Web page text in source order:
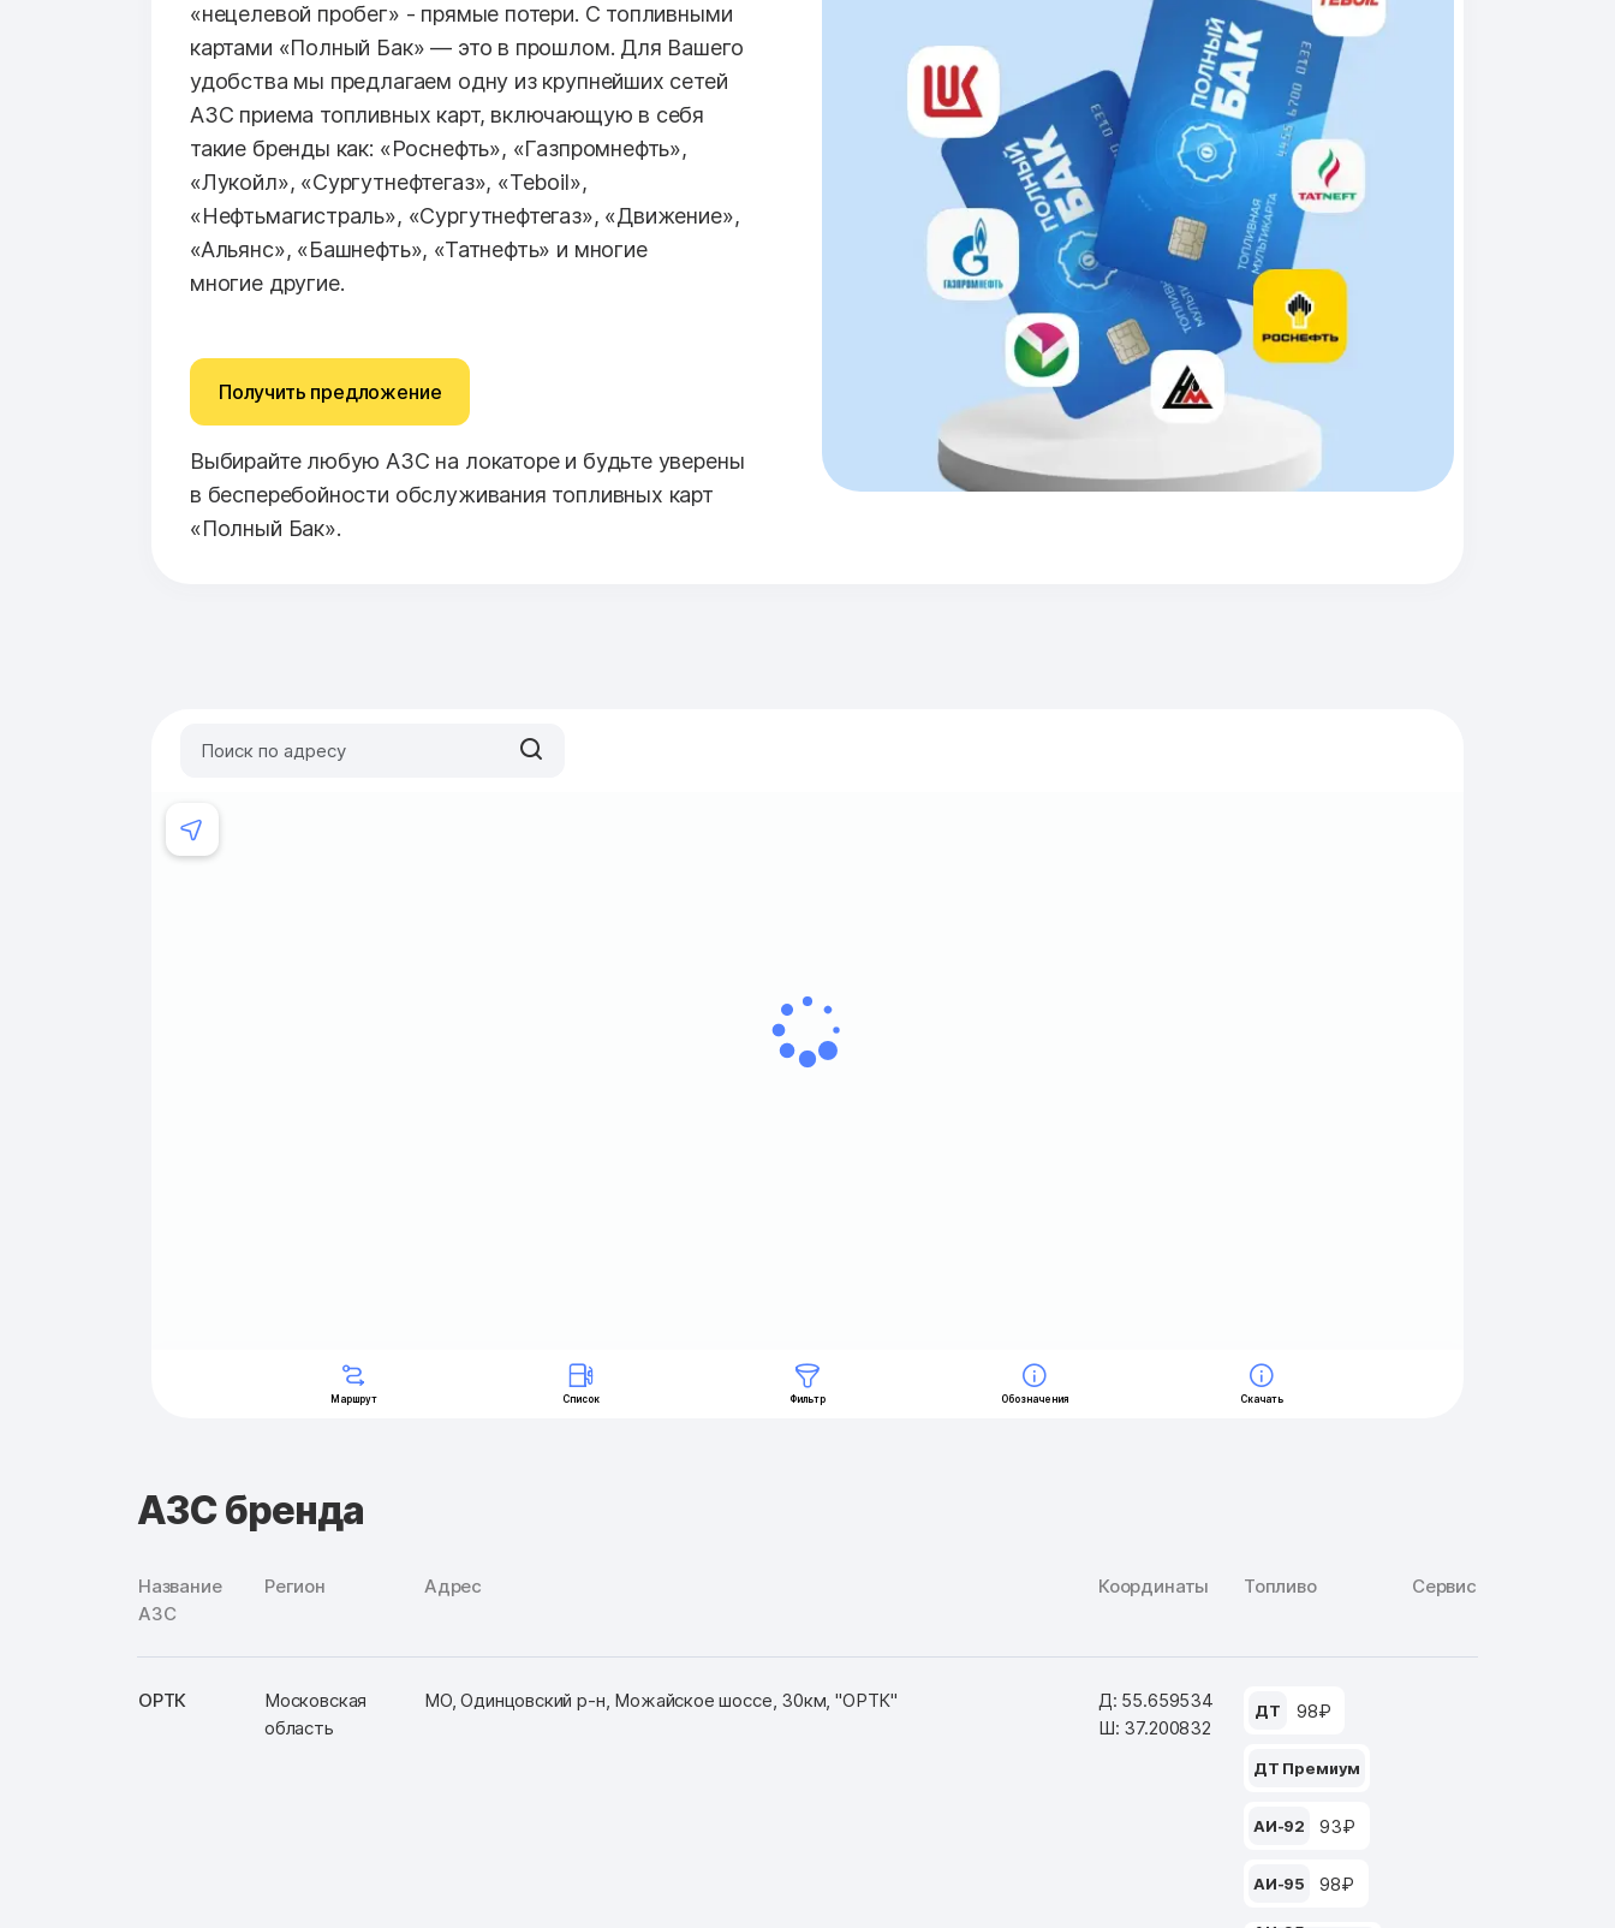
«нецелевой пробег» - прямые потери. С топливными
картами «Полный Бак» — это в прошлом. Для Вашего
удобства мы предлагаем одну из крупнейших сетей
АЗС приема топливных карт, включающую в себя
такие бренды как: «Роснефть», «Газпромнефть»,
«Лукойл», «Сургутнефтегаз», «Teboil»,
«Нефтьмагистраль», «Сургутнефтегаз», «Движение»,
«Альянс», «Башнефть», «Татнефть» и многие
многие другие.
Получить предложение
Выбирайте любую АЗС на локаторе и будьте уверены
в бесперебойности обслуживания топливных карт
«Полный Бак».
АЗС бренда
Название
АЗС
Регион Адрес Координаты Топливо Сервис
ОРТК
Московская
область
МО, Одинцовский р-н, Можайское шоссе, 30км, "ОРТК"
Д: 55.659534
Ш: 37.200832
ДТ 98₽
ДТ Премиум
АИ-92 93₽
АИ-95 98₽